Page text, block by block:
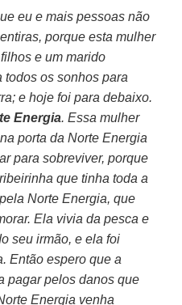
eu e mais pessoas não
porque esta mulher
e um marido
todos os sonhos para
e hoje foi para debaixo.
Energia. Essa mulher
porta da Norte Energia
para sobreviver, porque
que tinha toda a
Norte Energia, que
Ela vivia da pesca e
seu irmão, e ela foi
Então espero que a
pagar pelos danos que
Energia venha